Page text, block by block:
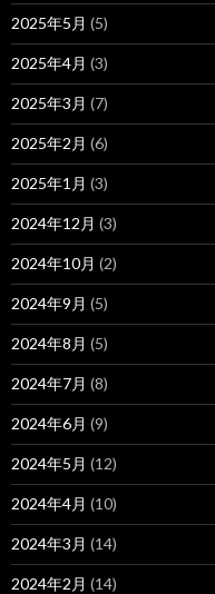
2025年5月 (5)
2025年4月 (3)
2025年3月 (7)
2025年2月 (6)
2025年1月 (3)
2024年12月 (3)
2024年10月 (2)
2024年9月 (5)
2024年8月 (5)
2024年7月 (8)
2024年6月 (9)
2024年5月 (12)
2024年4月 (10)
2024年3月 (14)
2024年2月 (14)